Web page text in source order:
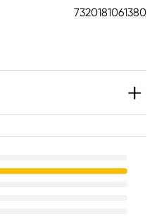
7320181061380